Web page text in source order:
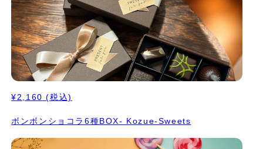
¥2,160 (税込)
ボンボンショコラ6種BOX- Kozue-Sweets